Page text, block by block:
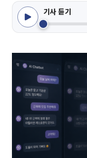
기사 듣기